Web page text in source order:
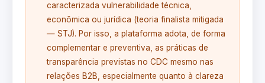
caracterizada vulnerabilidade técnica,
econômica ou jurídica (teoria finalista mitigada
— STJ). Por isso, a plataforma adota, de forma
complementar e preventiva, as práticas de
transparência previstas no CDC mesmo nas
relações B2B, especialmente quanto à clareza